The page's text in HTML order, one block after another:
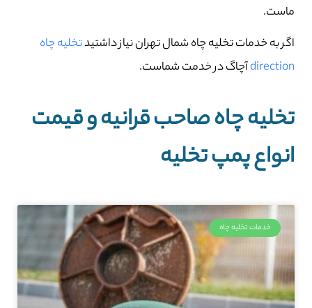
ماست.
اگر به خدمات تخلیه چاه شمال تهران نیاز داشتیدتخلیه چاه
directionآچاگ در خدمت شماست.
تخلیه چاه صاحب‌ قرانیه و قیمت
انواع پمپ تخلیه
خدمات تخلیه چاه